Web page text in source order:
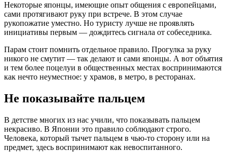
Некоторые японцы, имеющие опыт общения с европейцами,
сами протягивают руку при встрече. В этом случае
рукопожатие уместно. Но туристу лучше не проявлять
инициативы первым — дождитесь сигнала от собеседника.
Парам стоит помнить отдельное правило. Прогулка за руку
никого не смутит — так делают и сами японцы. А вот объятия
и тем более поцелуи в общественных местах воспринимаются
как нечто неуместное: у храмов, в метро, в ресторанах.
Не показывайте пальцем
В детстве многих из нас учили, что показывать пальцем
некрасиво. В Японии это правило соблюдают строго.
Человека, который тычет пальцем в чью-то сторону или на
предмет, здесь воспринимают как невоспитанного.